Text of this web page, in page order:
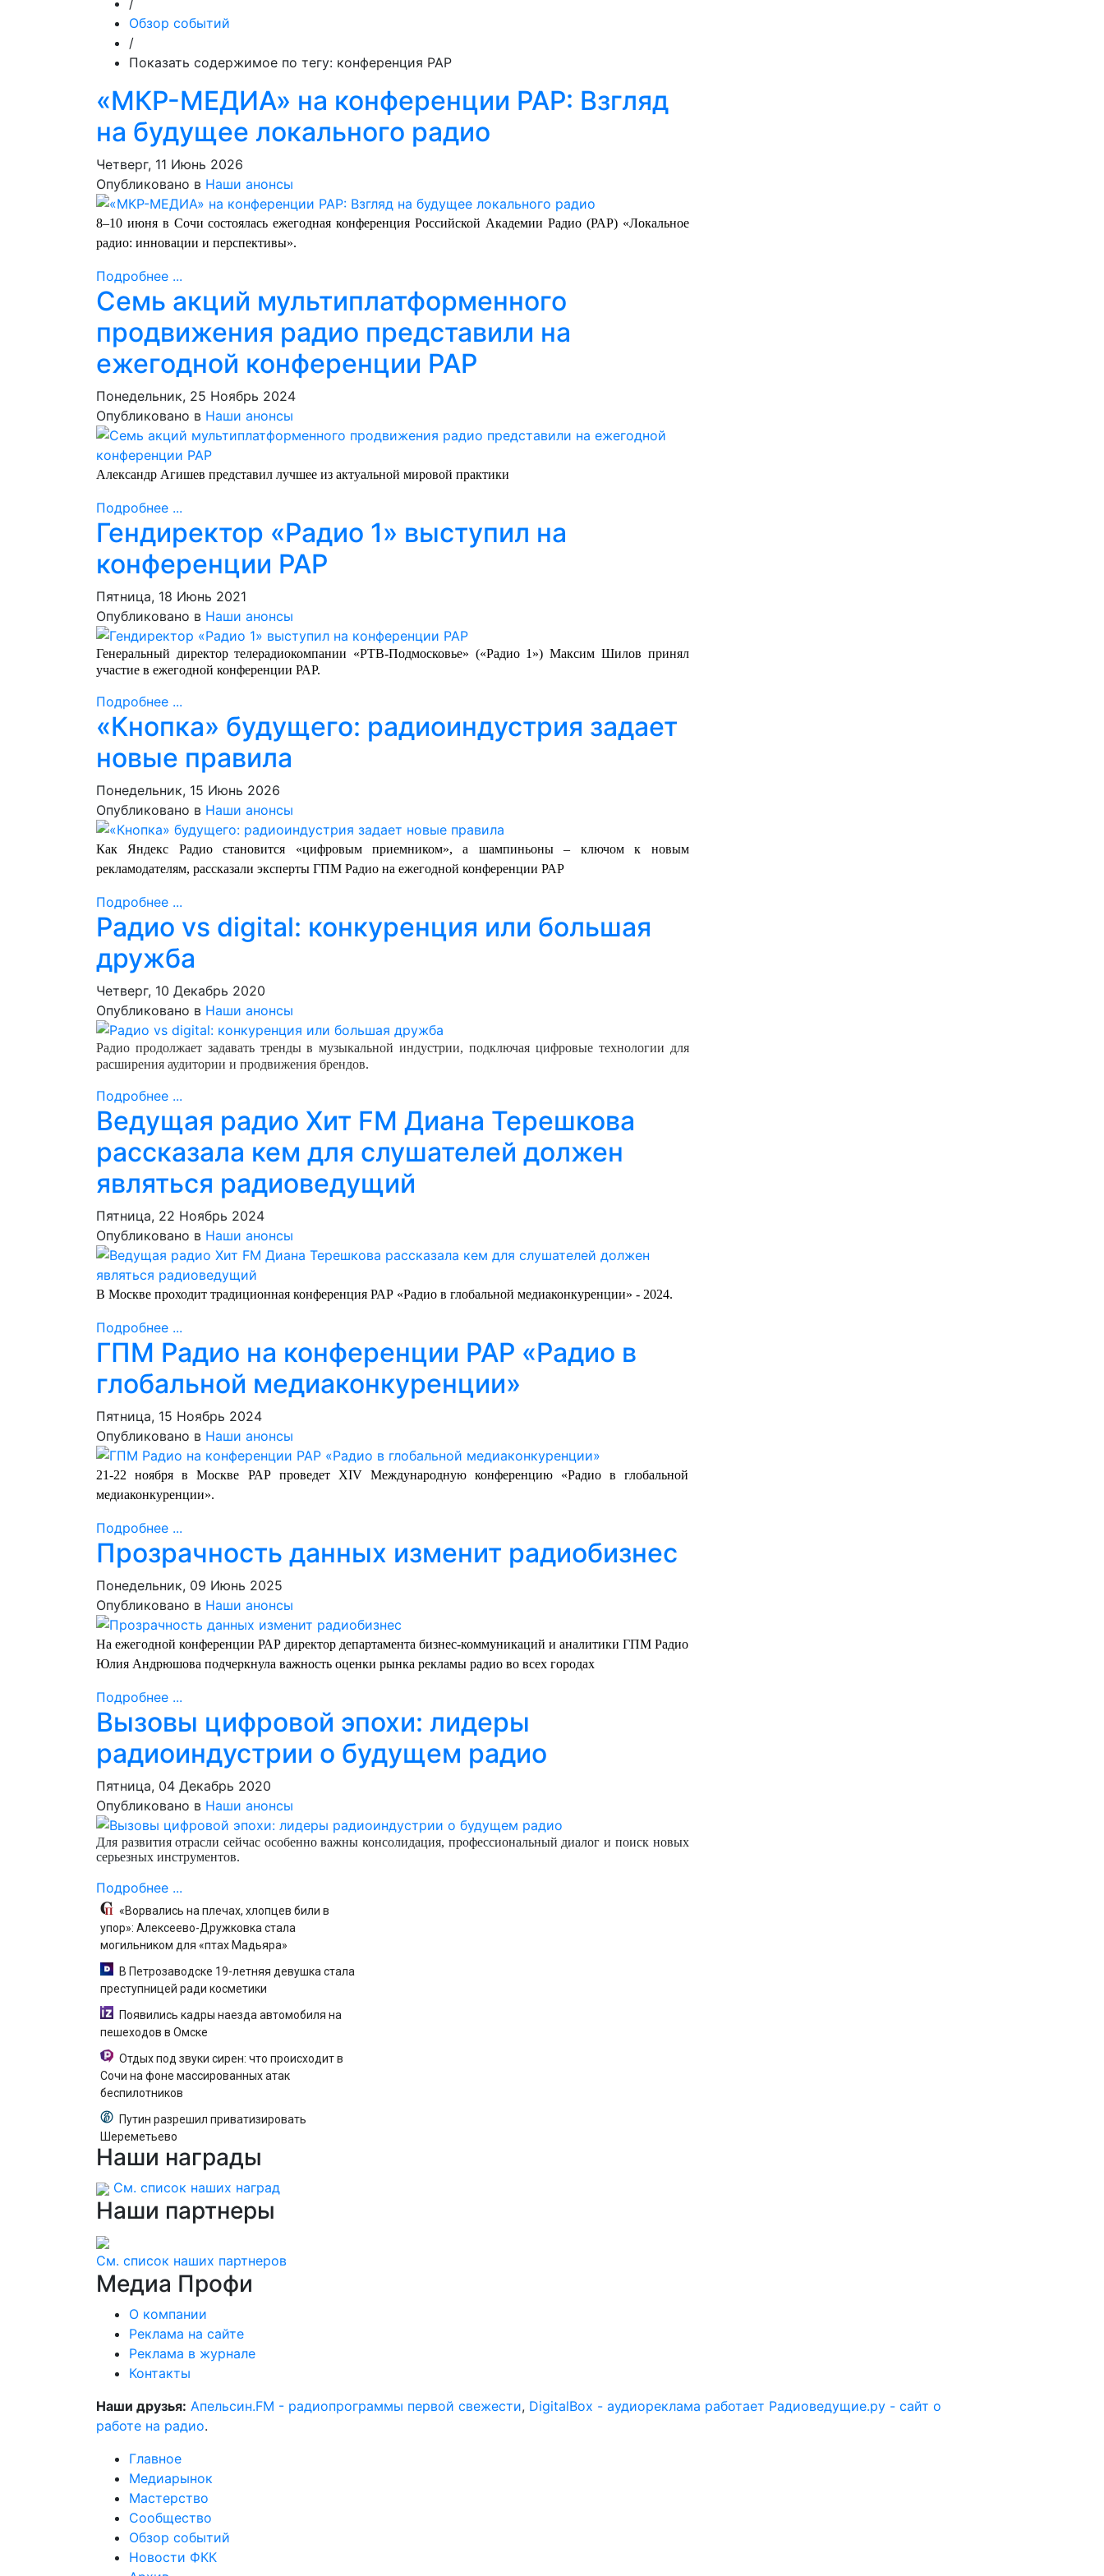
/
Обзор событий
/
Показать содержимое по тегу: конференция РАР
«МКР-МЕДИА» на конференции РАР: Взгляд
на будущее локального радио
Четверг, 11 Июнь 2026
Опубликовано в Наши анонсы
8–10 июня в Сочи состоялась ежегодная конференция Российской Академии Радио (РАР) «Локальное
радио: инновации и перспективы».
Подробнее ...
Семь акций мультиплатформенного
продвижения радио представили на
ежегодной конференции РАР
Понедельник, 25 Ноябрь 2024
Опубликовано в Наши анонсы
Александр Агишев представил лучшее из актуальной мировой практики
Подробнее ...
Гендиректор «Радио 1» выступил на
конференции РАР
Пятница, 18 Июнь 2021
Опубликовано в Наши анонсы
Генеральный директор телерадиокомпании «РТВ-Подмосковье» («Радио 1») Максим Шилов принял
участие в ежегодной конференции РАР.
Подробнее ...
«Кнопка» будущего: радиоиндустрия задает
новые правила
Понедельник, 15 Июнь 2026
Опубликовано в Наши анонсы
Как Яндекс Радио становится «цифровым приемником», а шампиньоны – ключом к новым
рекламодателям, рассказали эксперты ГПМ Радио на ежегодной конференции РАР
Подробнее ...
Радио vs digital: конкуренция или большая
дружба
Четверг, 10 Декабрь 2020
Опубликовано в Наши анонсы
Радио продолжает задавать тренды в музыкальной индустрии, подключая цифровые технологии для
расширения аудитории и продвижения брендов.
Подробнее ...
Ведущая радио Хит FM Диана Терешкова
рассказала кем для слушателей должен
являться радиоведущий
Пятница, 22 Ноябрь 2024
Опубликовано в Наши анонсы
В Москве проходит традиционная конференция РАР «Радио в глобальной медиаконкуренции» - 2024.
Подробнее ...
ГПМ Радио на конференции РАР «Радио в
глобальной медиаконкуренции»
Пятница, 15 Ноябрь 2024
Опубликовано в Наши анонсы
21-22 ноября в Москве РАР проведет XIV Международную конференцию «Радио в глобальной
медиаконкуренции».
Подробнее ...
Прозрачность данных изменит радиобизнес
Понедельник, 09 Июнь 2025
Опубликовано в Наши анонсы
На ежегодной конференции РАР директор департамента бизнес-коммуникаций и аналитики ГПМ Радио
Юлия Андрюшова подчеркнула важность оценки рынка рекламы радио во всех городах
Подробнее ...
Вызовы цифровой эпохи: лидеры
радиоиндустрии о будущем радио
Пятница, 04 Декабрь 2020
Опубликовано в Наши анонсы
Для развития отрасли сейчас особенно важны консолидация, профессиональный диалог и поиск новых
серьезных инструментов.
Подробнее ...
«Ворвались на плечах, хлопцев били в
упор»: Алексеево-Дружковка стала
могильником для «птах Мадьяра»
В Петрозаводске 19-летняя девушка стала
преступницей ради косметики
Появились кадры наезда автомобиля на
пешеходов в Омске
Отдых под звуки сирен: что происходит в
Сочи на фоне массированных атак
беспилотников
Путин разрешил приватизировать
Шереметьево
Наши награды
См. список наших наград
Наши партнеры
См. список наших партнеров
Медиа Профи
О компании
Реклама на сайте
Реклама в журнале
Контакты
Наши друзья: Апельсин.FM - радиопрограммы первой свежести, DigitalBox - аудиореклама работает Радиоведущие.ру - сайт о
работе на радио.
Главное
Медиарынок
Мастерство
Сообщество
Обзор событий
Новости ФКК